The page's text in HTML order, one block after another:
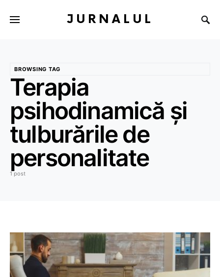
JURNALUL
BROWSING TAG
Terapia
psihodinamică și
tulburările de
personalitate
1 post